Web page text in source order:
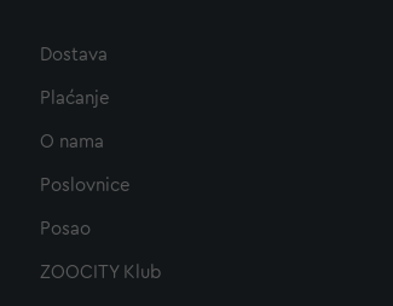
Dostava
Plaćanje
O nama
Poslovnice
Posao
ZOOCITY Klub